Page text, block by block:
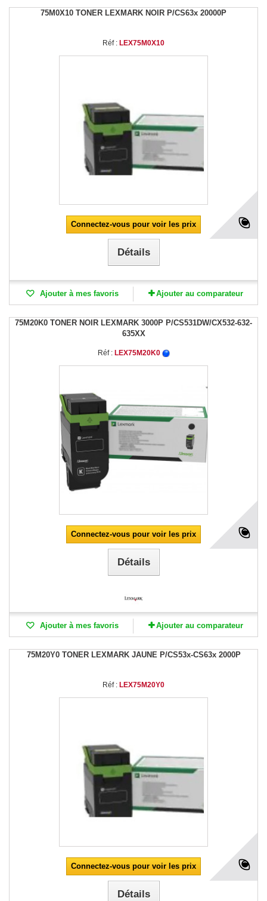
75M0X10 TONER LEXMARK NOIR P/CS63x 20000P
Réf : LEX75M0X10
Connectez-vous pour voir les prix
Détails
Ajouter à mes favoris Ajouter au comparateur
75M20K0 TONER NOIR LEXMARK 3000P P/CS531DW/CX532-632-
635XX
Réf : LEX75M20K0
Connectez-vous pour voir les prix
Détails
Ajouter à mes favoris Ajouter au comparateur
75M20Y0 TONER LEXMARK JAUNE P/CS53x-CS63x 2000P
Réf : LEX75M20Y0
Connectez-vous pour voir les prix
Détails